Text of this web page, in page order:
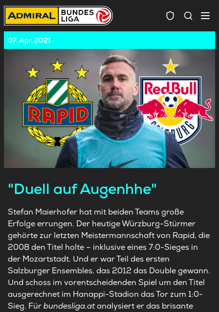
07. Apr. 2021
"Duell auf Augenhhe"
Stefan Maierhofer hat mit beiden Teams große
Erfolge errungen. Der heutige Würzburg-Stürmer
gehörte zur letzten Meistermannschaft von Rapid, die
2008 den Titel holte – inklusive eines 7:0-Sieges in
der Mozartstadt. Und er war Teil des ersten
Salzburger Ensembles, das 2012 das Double gewann.
Und schoss im vorentscheidenden Spiel um den Titel
ausgerechnet im Hanappi-Stadion das Tor zum 1:0-
Sieg. Fürbundesliga.atanalysiert er das brisante